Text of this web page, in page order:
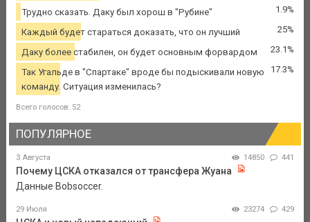
Трудно сказать. Даку был хорош в "Рубине" 1.9%
Каждый будет стараться доказать, что он лучший 25%
Даку более стабилен, он будет основным форвардом 23.1%
Так Угальде в "Спартаке" вроде бы подыскивали новую
команду. Ситуация изменилась?
17.3%
Всего голосов: 52
ПОПУЛЯРНОЕ
3 Августа 14850 441
Почему ЦСКА отказался от трансфера Жуана
Данные Bobsoccer.
29 Июля 23274 429